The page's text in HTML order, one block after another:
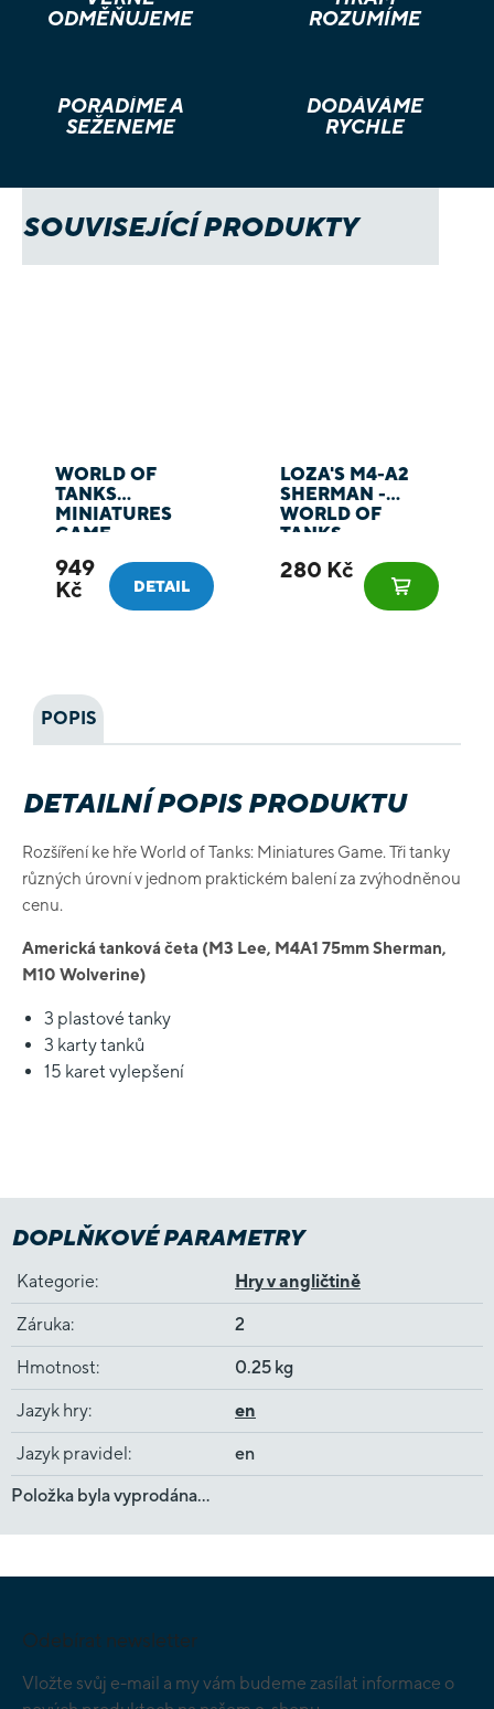
ODMĚŇUJEME
ROZUMÍME
PORADÍME A
SEŽENEME
DODÁVÁME
RYCHLE
SOUVISEJÍCÍ PRODUKTY
WORLD OF
TANKS
MINIATURES
GAME
949
Kč
DETAIL
LOZA'S M4-A2
SHERMAN -
WORLD OF
TANKS
GAME
280 Kč
POPIS
DETAILNÍ POPIS PRODUKTU
Rozšíření ke hře World of Tanks: Miniatures Game. Tři tanky
různých úrovní v jednom praktickém balení za zvýhodněnou
cenu.
Americká tanková četa (M3 Lee, M4A1 75mm Sherman,
M10 Wolverine)
3 plastové tanky
3 kartytanků
15 karet vylepšení
DOPLŇKOVÉ PARAMETRY
Kategorie: Hry v angličtině
Záruka: 2
Hmotnost: 0.25 kg
Jazyk hry: en
Jazyk pravidel :
en
Položka byla vyprodána…
Odebírat newsletter
Vložte svůj e-mail a my vám budeme zasílat informace o